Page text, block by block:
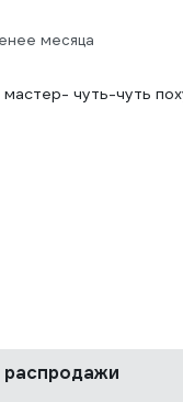
месяца
чуть-чуть
распродажи